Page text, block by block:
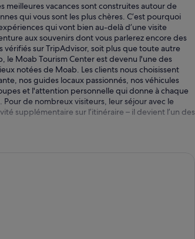
meilleures vacances sont construites autour de
qui vous sont les plus chères. C’est pourquoi
qui vont bien au-delà d’une visite
aux souvenirs dont vous parlerez encore des
vérifiés sur TripAdvisor, soit plus que toute autre
Moab Tourism Center est devenu l'une des
notées de Moab. Les clients nous choisissent
nos guides locaux passionnés, nos véhicules
et l'attention personnelle qui donne à chaque
de nombreux visiteurs, leur séjour avec le
supplémentaire sur l’itinéraire – il devient l’un des